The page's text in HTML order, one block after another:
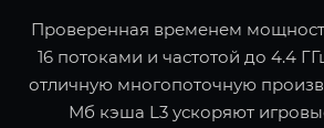
Проверенная временем
16 потоками и частотой до 4.4
отличную многопоточную
Мб кэша L3 ускоряют